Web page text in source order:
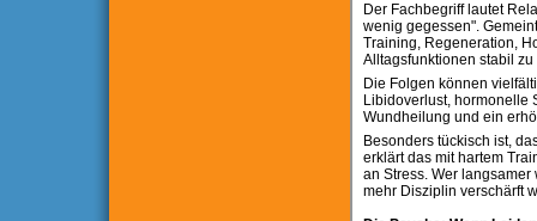
Der Fachbegriff lautet
wenig gegessen".
Training, Regeneration,
Alltagsfunktionen stabil zu
Die Folgen können
Libidoverlust, hormonelle
Wundheilung und ein
Besonders tückisch ist,
erklärt das mit hartem
an Stress. Wer
mehr Disziplin verschärft